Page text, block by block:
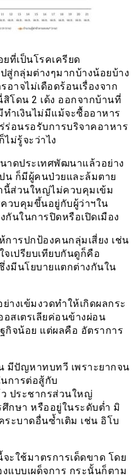
ป็นโรคเครียด
สู่กลุ่มต่างๆมากบ้างน้อยบ้าง
อาจไม่เดือดร้อนเรื่องจาก
โดน 2 เด้ง ออกจากบ้านที่
ำเงินไม่มีแม้จะซื้ออาหาร
ร่อนรอรับการบริจาคอาหาร
ม่รู้จะว่าไง
าดประเทศพัฒนาแล้วอย่าง
น ก็มีผู้คนป่วยและล้มตาย
นี้ส่วนใหญ่ไม่ควบคุมเข้ม
วบคุมขึ้นอยู่กับผู้ว่าฯใน
นในการปิดหรือเปิดเมือง
การปกป้องคนกลุ่มเสี่ยง เช่น
เปรียบเทียบกันดูก็คือ
งมีนโยบายแตกต่างกันใน
งเข้มงวดทำให้เกิดผลกระ
สเตรเลียค่อนข้างผ่อน
กิจน้อย แต่ผลคือ อัตราการ
มีปัญหาทบทวี เพราะยากจน
การต่อสู้กับ
ประชากรส่วนใหญ่
กษา หรืออยู่ในระดับต่ำ มิ
ระบาดอื่นซ้ำเติม เช่น อิโบ
ะใช้มาตรการเด็ดขาด โดย
แบบเผด็จการ กระนั้นก็ตาม